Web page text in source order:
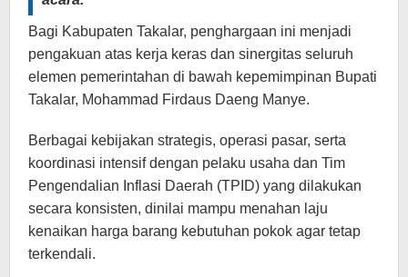
Bagi Kabupaten Takalar, penghargaan ini menjadi
pengakuan atas kerja keras dan sinergitas seluruh
elemen pemerintahan di bawah kepemimpinan Bupati
Takalar, Mohammad Firdaus Daeng Manye.
Berbagai kebijakan strategis, operasi pasar, serta
koordinasi intensif dengan pelaku usaha dan Tim
Pengendalian Inflasi Daerah (TPID) yang dilakukan
secara konsisten, dinilai mampu menahan laju
kenaikan harga barang kebutuhan pokok agar tetap
terkendali.